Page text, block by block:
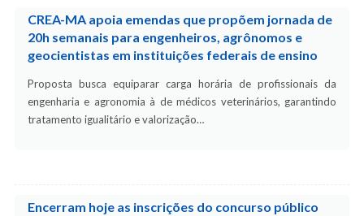
CREA-MA apoia emendas que propõem jornada de
20h semanais para engenheiros, agrônomos e
geocientistas em instituições federais de ensino
Proposta busca equiparar carga horária de profissionais da
engenharia e agronomia à de médicos veterinários, garantindo
tratamento igualitário e valorização…
Encerram hoje as inscrições do concurso público